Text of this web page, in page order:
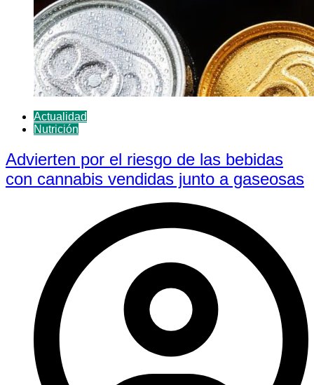
Actualidad
Nutrición
Advierten por el riesgo de las bebidas
con cannabis vendidas junto a gaseosas